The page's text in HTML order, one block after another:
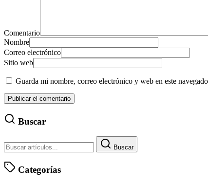
Comentario
Nombre
Correo electrónico
Sitio web
Guarda mi nombre, correo electrónico y web en este
Buscar
Buscar
Categorías